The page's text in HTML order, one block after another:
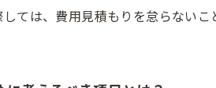
しては、費用見積もりを怠らない